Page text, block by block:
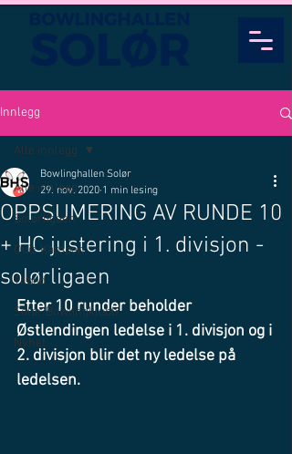
Innlegg
Alle innlegg
Solørligaen
Quiz Kampen
Tilbud
Solør Bowlingklubb
Nyhet
Alle innlegg
OPPSUMERING AV RUNDE 10
+ HC justering i 1. divisjon -
solørligaen
Bowlinghallen Solør
29. nov. 2020 1 min lesing
Etter 10 runder beholder
Østlendingen ledelse i 1. divisjon og i
2. divisjon blir det ny ledelse på
ledelsen.